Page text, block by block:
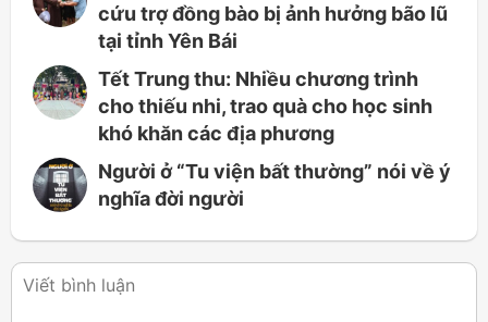
cứu trợ đồng bào bị ảnh hưởng bão lũ
tại tỉnh Yên Bái
Tết Trung thu: Nhiều chương trình
cho thiếu nhi, trao quà cho học sinh
khó khăn các địa phương
Người ở “Tu viện bất thường” nói về ý
nghĩa đời người